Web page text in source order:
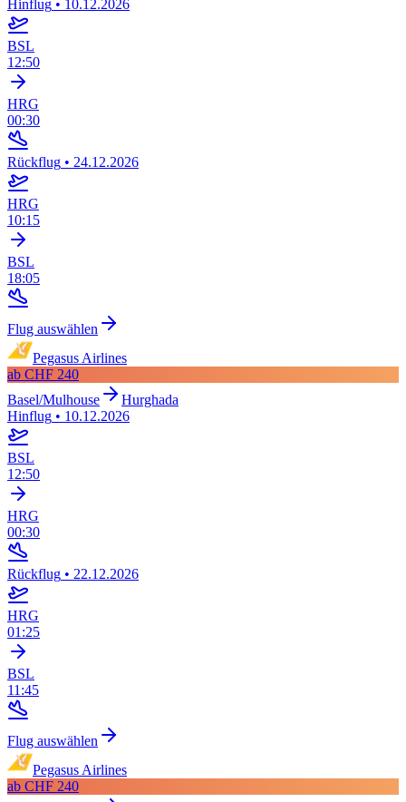
Hinflug • 10.12.2026
BSL
12:50
HRG
00:30
Rückflug • 24.12.2026
HRG
10:15
BSL
18:05
Flug auswählen
Pegasus Airlines
ab CHF 240
Basel/Mulhouse
Hurghada
Hinflug • 10.12.2026
BSL
12:50
HRG
00:30
Rückflug • 22.12.2026
HRG
01:25
BSL
11:45
Flug auswählen
Pegasus Airlines
ab CHF 240